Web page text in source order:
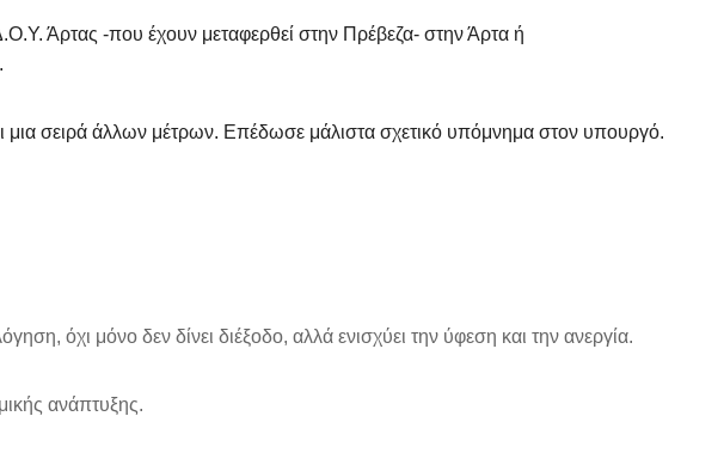
Άρτας -που έχουν μεταφερθεί στην Πρέβεζα- στην Άρτα ή
μια σειρά άλλων μέτρων. Επέδωσε μάλιστα σχετικό υπόμνημα στον υπουργό.
όχι μόνο δεν δίνει διέξοδο, αλλά ενισχύει την ύφεση και την ανεργία.
ανάπτυξης.